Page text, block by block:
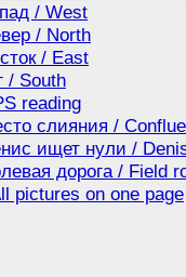
/ West
/ North
/ East
/ South
reading
слияния /
ищет нули /
дорога / Field
pictures on one page